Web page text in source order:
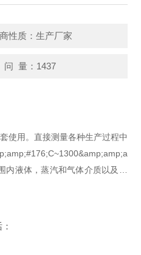
性质：生产厂家
问 量：1437
使用。直接测量各种生产过程中
液体，蒸汽和气体介质以及固